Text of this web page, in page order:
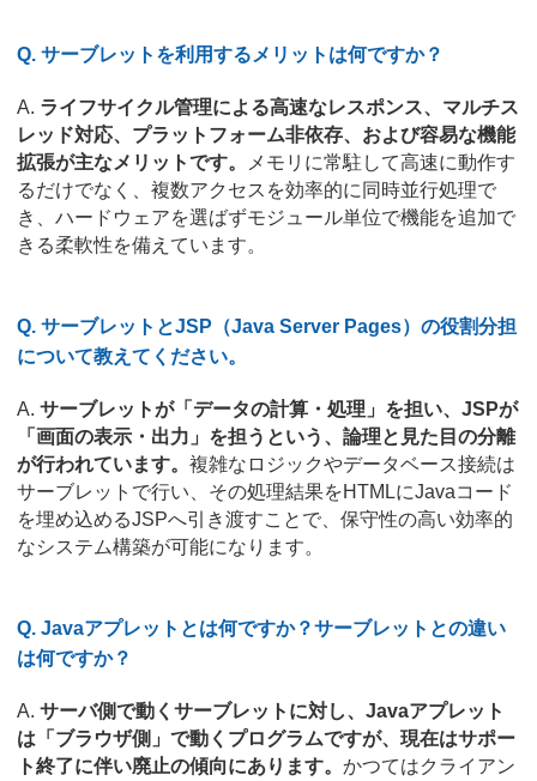
Q. サーブレットを利用するメリットは何ですか？
A. ライフサイクル管理による高速なレスポンス、マルチス
レッド対応、プラットフォーム非依存、および容易な機能
拡張が主なメリットです。
メモリに常駐して高速に動作す
るだけでなく、複数アクセスを効率的に同時並行処理で
き、ハードウェアを選ばずモジュール単位で機能を追加で
きる柔軟性を備えています。
Q. サーブレットとJSP（Java Server Pages）の役割分担
について教えてください。
A. サーブレットが「データの計算・処理」を担い、JSPが
「画面の表示・出力」を担うという、論理と見た目の分離
が行われています。 複雑なロジックやデータベース接続は
サーブレットで行い、その処理結果をHTMLにJavaコード
を埋め込めるJSPへ引き渡すことで、保守性の高い効率的
なシステム構築が可能になります。
Q. Javaアプレットとは何ですか？サーブレットとの違い
は何ですか？
A. サーバ側で動くサーブレットに対し、Javaアプレット
は「ブラウザ側」で動くプログラムですが、現在はサポー
ト終了に伴い廃止の傾向にあります。 かつてはクライアン